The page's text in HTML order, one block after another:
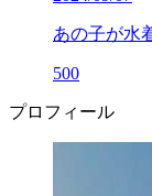
あの子が水
500
プロフィール